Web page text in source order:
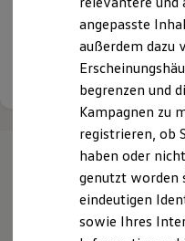
Batterie
Sicherheit
Garantie
Technologie
Kosten und Kauf
E-Auto-
Software und
Die ID.
ID.
Gebrauchtwagen.
Details ansehen
Ihre
angepasste
außerdem dazu
begrenzen und
Kampagnen zu
registrieren, ob
haben oder
genutzt worden
eindeutigen
sowie Ihres